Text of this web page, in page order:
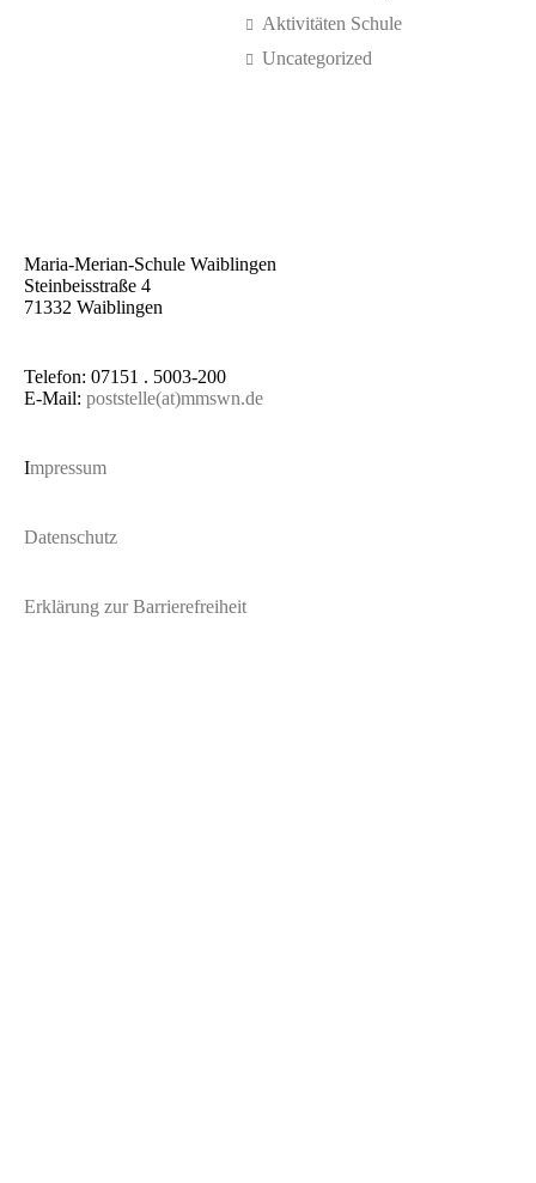
Aktivitäten Schule
Uncategorized
Maria-Merian-Schule Waiblingen
Steinbeisstraße 4
71332 Waiblingen
Telefon: 07151 . 5003-200
E-Mail: poststelle(at)mmswn.de
Impressum
Datenschutz
Erklärung zur Barrierefreiheit